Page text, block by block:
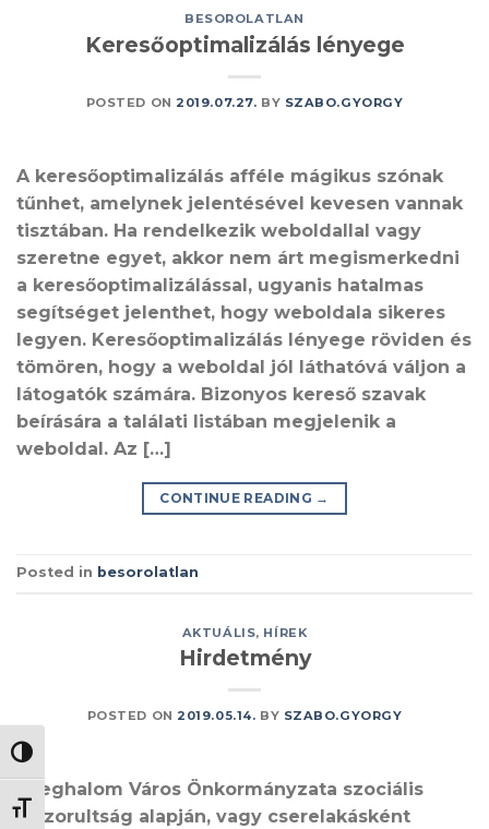
NAGY KONTRASZT VÁLTÁSA
BETŰMÉRET VÁLTÁSA
BESOROLATLAN
Keresőoptimalizálás lényege
POSTED ON 2019.07.27. BY SZABO.GYORGY
A keresőoptimalizálás afféle mágikus szónak
tűnhet, amelynek jelentésével kevesen vannak
tisztában. Ha rendelkezik weboldallal vagy
szeretne egyet, akkor nem árt megismerkedni
a keresőoptimalizálással, ugyanis hatalmas
segítséget jelenthet, hogy weboldala sikeres
legyen. Keresőoptimalizálás lényege röviden és
tömören, hogy a weboldal jól láthatóvá váljon a
látogatók számára. Bizonyos kereső szavak
beírására a találati listában megjelenik a
weboldal. Az […]
CONTINUE READING →
Posted in besorolatlan
AKTUÁLIS, HÍREK
Hirdetmény
POSTED ON 2019.05.14. BY SZABO.GYORGY
Szeghalom Város Önkormányzata szociális
rászorultság alapján, vagy cserelakásként